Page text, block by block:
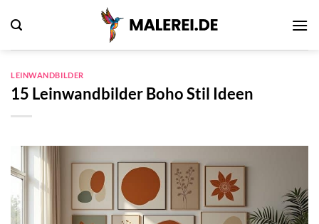
Inhalt
LEINWANDBILDER
15 Leinwandbilder Boho Stil Ideen